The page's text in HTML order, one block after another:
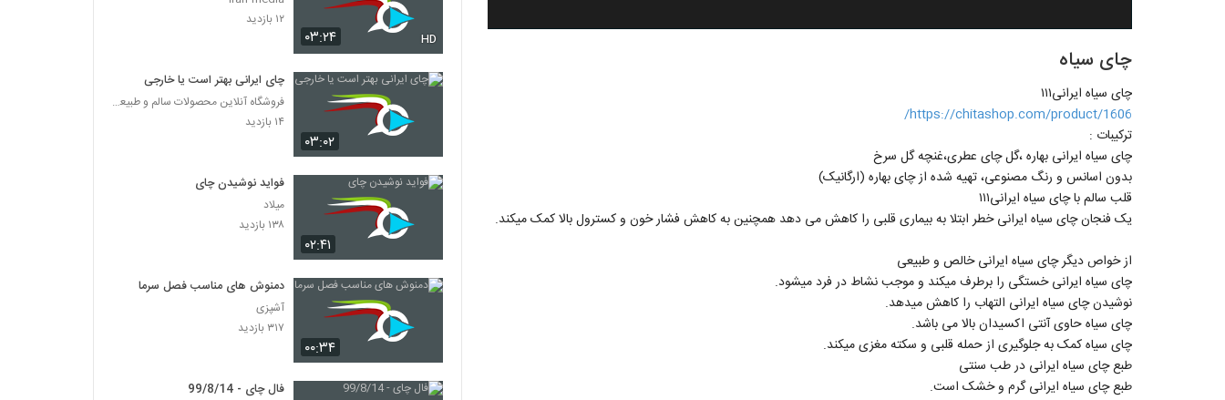
چای سیاه
چای سیاه ایرانی۱۱۱
https://chitashop.com/product/1606/
ترکیبات :
چای سیاه ایرانی بهاره ،گل چای عطری،غنچه گل سرخ
بدون اسانس و رنگ مصنوعی، تهیه شده از چای بهاره (ارگانیک)
قلب سالم‌ با چای سیاه ایرانی۱۱۱
یک فنجان چای سیاه ایرانی خطر ابتلا به بیماری قلبی را کاهش می دهد همچنین به کاهش فشار خون و کسترول بالا کمک میکند.
از خواص دیگر چای سیاه ایرانی خالص و طبیعی
چای سیاه ایرانی خستگی را برطرف میکند و موجب نشاط در فرد میشود.
نوشیدن چای سیاه ایرانی التهاب را کاهش میدهد.
چای سیاه حاوی آنتی اکسیدان بالا می باشد.
چای سیاه کمک به جلوگیری از حمله قلبی و سكته مغزی میکند.
طبع چای سیاه ایرانی در طب سنتی
طبع چای سیاه ایرانی گرم و خشک است.
۰۳:۲۴ HD
۱۲ بازدید
۰۳:۰۲
چای ایرانی بهتر است یا خارجی
فروشگاه آنلاین محصولات سالم و طبیعی درکام
۱۴ بازدید
۰۲:۴۱
فواید نوشیدن چای
میلاد
۱۳۸ بازدید
۰۰:۳۴
دمنوش های مناسب فصل سرما
آشپزی
۳۱۷ بازدید
فال چای - 99/8/14